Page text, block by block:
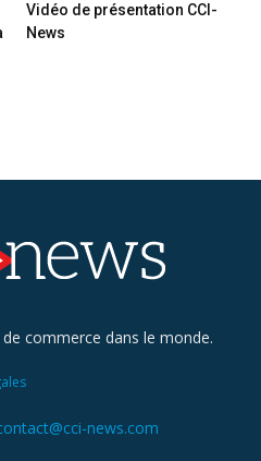
Vidéo de présentation CCI-
News
commerce dans le monde.
news.com